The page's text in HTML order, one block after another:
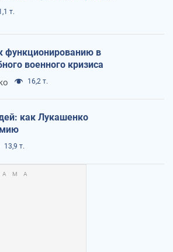
т.
функционированию в
военного кризиса
16,2 т.
как Лукашенко
13,9 т.